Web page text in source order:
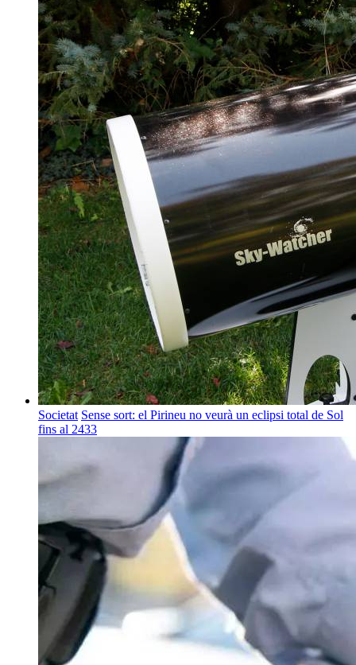
Societat Sense sort: el Pirineu no veurà un eclipsi total de Sol
fins al 2433